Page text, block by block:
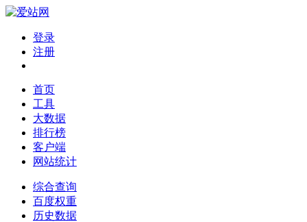
登录
注册
首页
工具
大数据
排行榜
客户端
网站统计
综合查询
百度权重
历史数据